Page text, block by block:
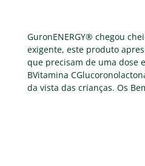
GuronENERGY® chegou
exigente, este produto
que precisam de uma dose
BVitamina
da vista das crianças. Os